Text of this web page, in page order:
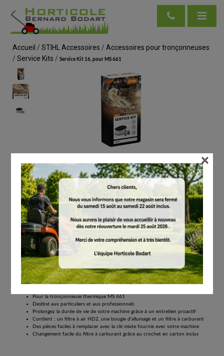
Accueil / STIHL Accessoires / Accessoires pour tronçonneuses
/ Service Kits / Service Kit 16, pour MS 661
STIHL
Service Kit 16, pour MS 661
# 11440074101
Service Kits
25.40
Tous les prix comprennent la TVA de 21%.
Réserver
Service Kit 16 pour tronçonneuse thermique MS 661 Une durée de vie plus longue
grâce à une maintenance proactive et régulière
Pour la tronçonneuse thermique MS 661
Destiné aux particuliers et aux professionnels
Prolongez la durée de vie de votre machine grâce à un entretien proactif
Contient : un filtre à air HD2, une bougie d'allumage et un filtre à carburant
Des pièces faciles à remplacer avec la clé mixte fournie avec votre machine
Changement facile du filtre à carburant grâce au crochet en carton inclus
×